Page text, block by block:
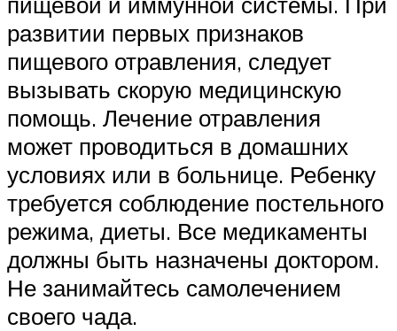
развитии первых признаков
пищевого отравления, следует
вызывать скорую медицинскую
помощь. Лечение отравления
может проводиться в домашних
условиях или в больнице. Ребенку
требуется соблюдение постельного
режима, диеты. Все медикаменты
должны быть назначены доктором.
Не занимайтесь самолечением
своего чада.